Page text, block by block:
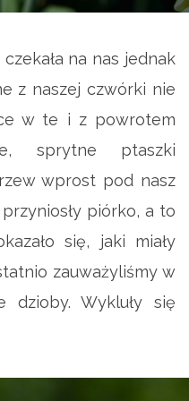
na nas jednak
z naszej czwórki nie
w te i z powrotem
sprytne ptaszki
wprost pod nasz
piórko, a to
się, jaki miały
zauważyliśmy w
dzioby. Wykluły się